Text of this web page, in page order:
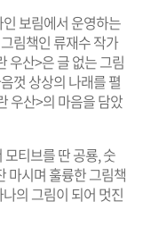
인 보림에서 운영하는
림책인 류재수 작가
우산>은 글 없는 그림
껏 상상의 나래를 펼
우산>의 마음을 담았
티브를 딴 공룡, 숫
마시며 훌륭한 그림책
의 그림이 되어 멋진